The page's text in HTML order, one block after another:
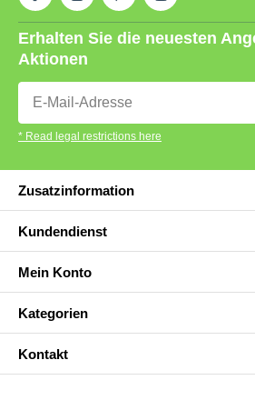
Erhalten Sie die neuesten
Aktionen
* Read legal restrictions here
Zusatzinformation
Kundendienst
Mein Konto
Kategorien
Kontakt